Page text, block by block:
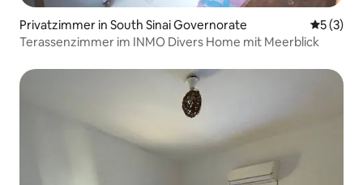
Privatzimmer in South Sinai Governorate
5 (3)
Terassenzimmer im INMO Divers Home mit Meerblick